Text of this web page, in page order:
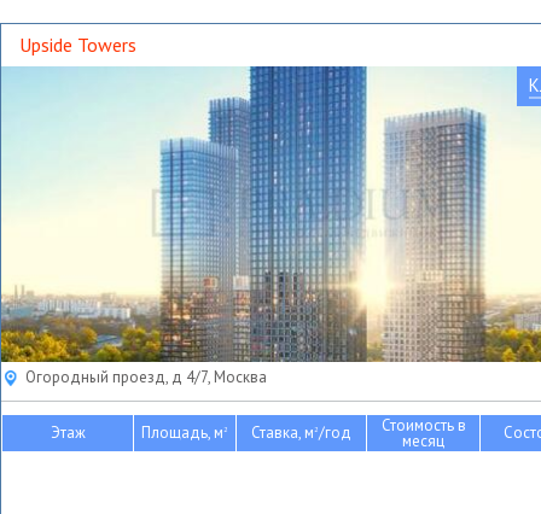
Upside Towers
Огородный проезд, д 4/7, Москва
Этаж Площадь, м2 Ставка, м2/год Стоимость в
месяц